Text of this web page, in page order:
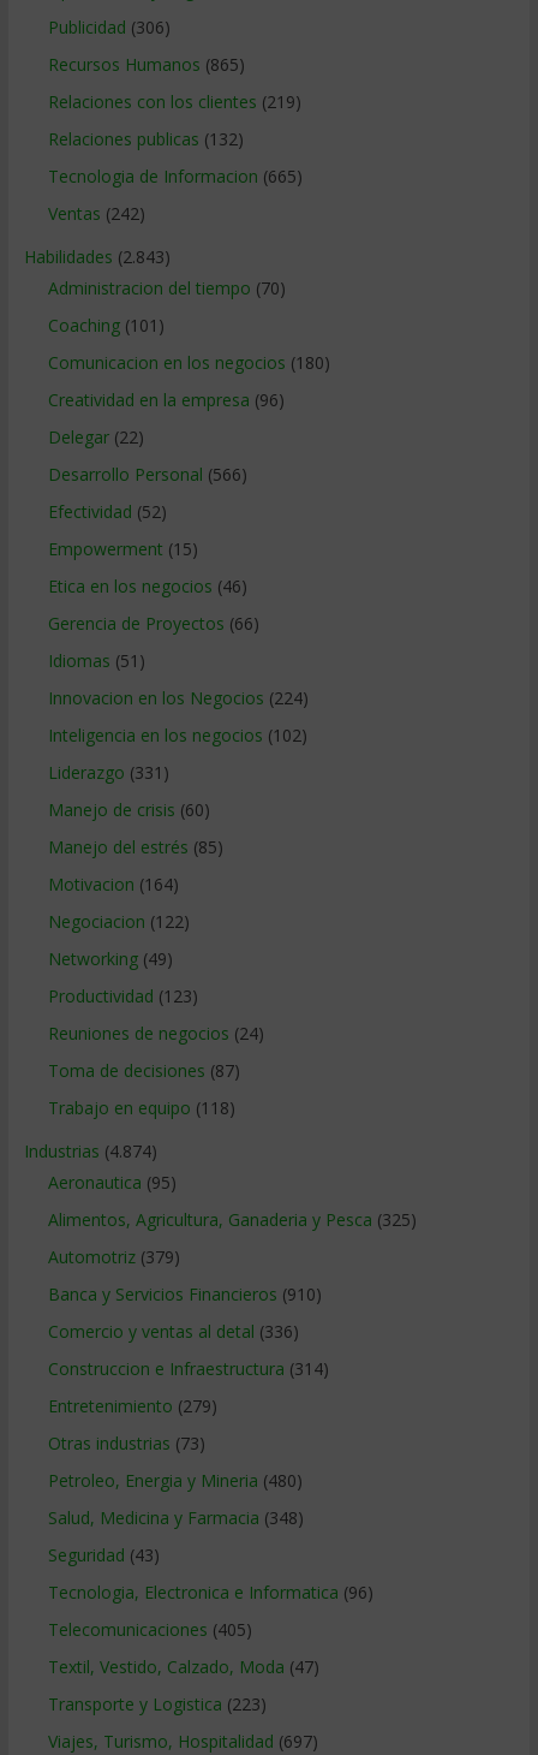
Publicidad (306)
Recursos Humanos (865)
Relaciones con los clientes (219)
Relaciones publicas (132)
Tecnologia de Informacion (665)
Ventas (242)
Habilidades (2.843)
Administracion del tiempo (70)
Coaching(101)
Comunicacion en los negocios (180)
Creatividad en la empresa (96)
Delegar(22)
Desarrollo Personal (566)
Efectividad (52)
Empowerment (15)
Etica en los negocios (46)
Gerencia de Proyectos (66)
Idiomas (51)
Innovacion en los Negocios (224)
Inteligencia en los negocios (102)
Liderazgo (331)
Manejo de crisis (60)
Manejo del estrés (85)
Motivacion (164)
Negociacion (122)
Networking(49)
Productividad (123)
Reuniones de negocios (24)
Toma de decisiones (87)
Trabajo en equipo (118)
Industrias (4.874)
Aeronautica (95)
Alimentos, Agricultura, Ganaderia y Pesca (325)
Automotriz(379)
Banca y Servicios Financieros (910)
Comercio y ventas al detal (336)
Construccion e Infraestructura (314)
Entretenimiento (279)
Otras industrias (73)
Petroleo, Energia y Mineria (480)
Salud, Medicina y Farmacia (348)
Seguridad (43)
Tecnologia, Electronica e Informatica (96)
Telecomunicaciones (405)
Textil, Vestido, Calzado, Moda (47)
Transporte y Logistica (223)
Viajes, Turismo, Hospitalidad (697)